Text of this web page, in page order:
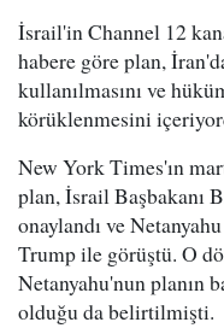
İsrail'in Channel 12
habere göre plan,
kullanılmasını ve
körüklenmesini
New York Times'ın
plan, İsrail Başbakanı
onaylandı ve
Trump ile görüştü. O
Netanyahu'nun planın
olduğu da belirtilmişti.